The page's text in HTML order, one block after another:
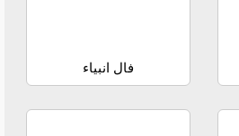
فال انبیاء